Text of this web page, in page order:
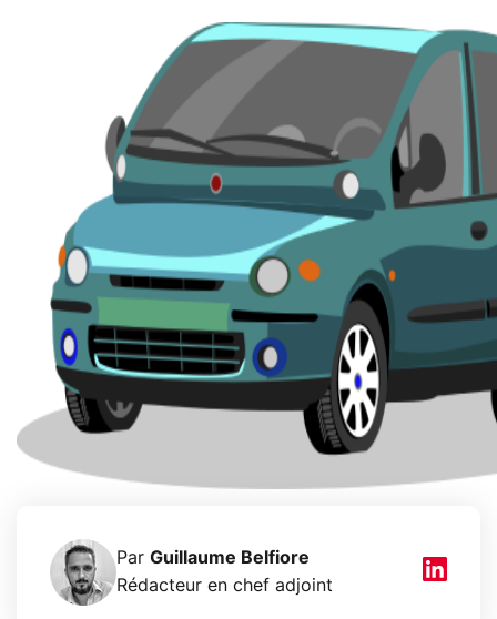
Par Guillaume Belfiore
Rédacteur en chef adjoint